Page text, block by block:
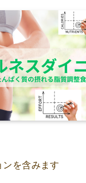
ンを含みます